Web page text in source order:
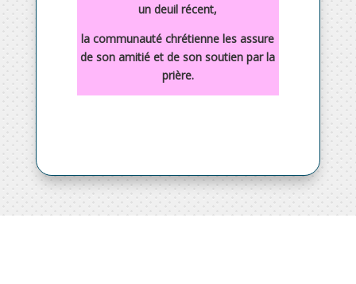
un deuil récent,
la communauté chrétienne les assure
de son amitié et de son soutien par la
prière.